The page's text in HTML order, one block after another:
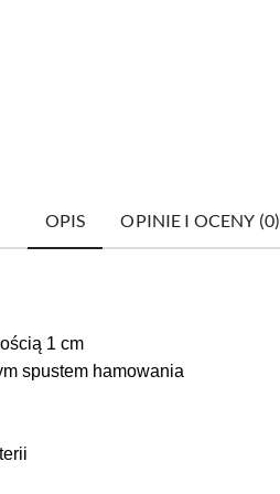
OPIS OPINIE I OCENY (0)
1 cm
spustem hamowania